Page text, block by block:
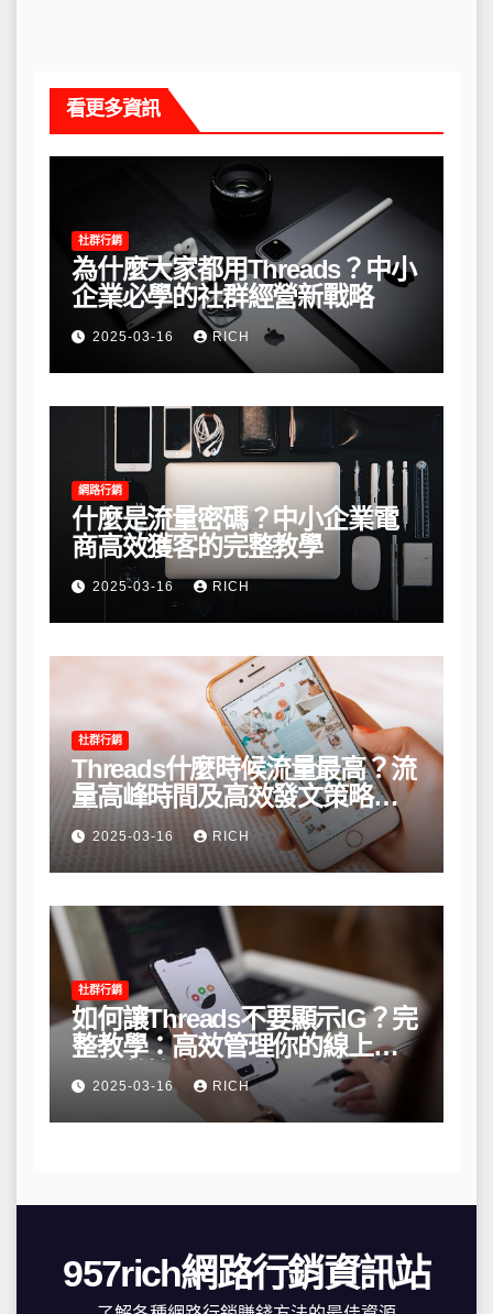
看更多資訊
社群行銷
為什麼大家都用Threads？中小
企業必學的社群經營新戰略
2025-03-16 RICH
網路行銷
什麼是流量密碼？中小企業電
商高效獲客的完整教學
2025-03-16 RICH
社群行銷
Threads什麼時候流量最高？流
量高峰時間及高效發文策略攻
略2025-03-16 RICH
社群行銷
如何讓Threads不要顯示IG？完
整教學：高效管理你的線上隱
私與數據安全
2025-03-16 RICH
957rich網路行銷資訊站